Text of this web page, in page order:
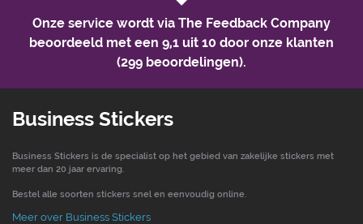
Onze service wordt via The Feedback Company
beoordeeld met een 9,1 uit 10 door onze klanten
(299 beoordelingen).
Business Stickers
Business Stickers is de specialist op het gebied van zakelijke stickers met
meer dan 20 jaar ervaring.
Bestel alle soorten stickers snel en eenvoudig online.
Meer over Business Stickers